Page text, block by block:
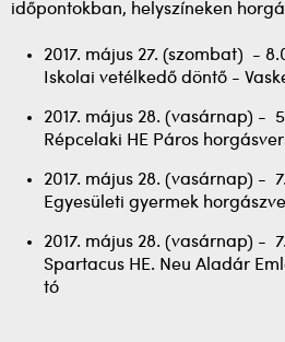
időpontokban, helyszíneken
2017. május 27. (szombat) -
Iskolai vetélkedő döntő -
2017. május 28. (vasárnap) -
Répcelaki HE Páros
2017. május 28. (vasárnap) -
Egyesületi gyermek
2017. május 28. (vasárnap) -
Spartacus HE. Neu Aladár
tó